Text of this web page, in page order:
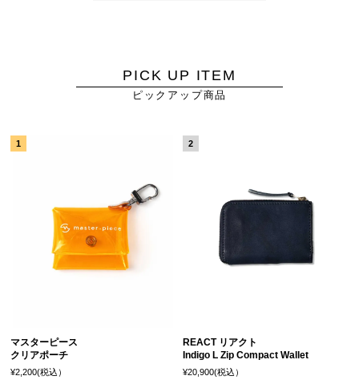
PICK UP ITEM
ピックアップ商品
マスターピース
クリアポーチ
¥2,200(税込）
REACT リアクト
Indigo L Zip Compact Wallet
¥20,900(税込）